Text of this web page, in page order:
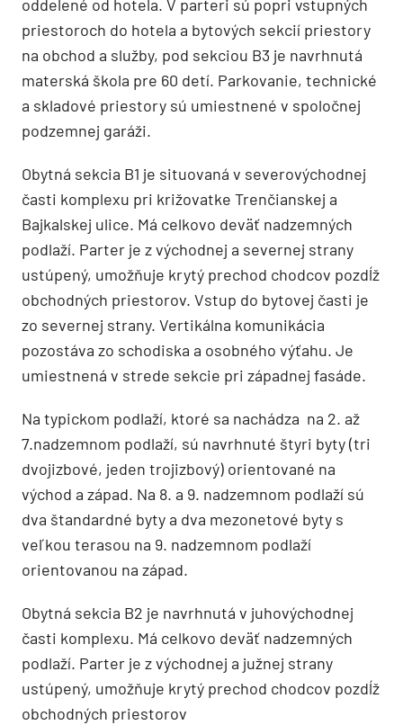
oddelené od hotela. V parteri sú popri vstupných
priestoroch do hotela a bytových sekcií priestory
na obchod a služby, pod sekciou B3 je navrhnutá
materská škola pre 60 detí. Parkovanie, technické
a skladové priestory sú umiestnené v spoločnej
podzemnej garáži.
Obytná sekcia B1 je situovaná v severovýchodnej
časti komplexu pri križovatke Trenčianskej a
Bajkalskej ulice. Má celkovo deväť nadzemných
podlaží. Parter je z východnej a severnej strany
ustúpený, umožňuje krytý prechod chodcov pozdĺž
obchodných priestorov. Vstup do bytovej časti je
zo severnej strany. Vertikálna komunikácia
pozostáva zo schodiska a osobného výťahu. Je
umiestnená v strede sekcie pri západnej fasáde.
Na typickom podlaží, ktoré sa nachádza na 2. až
7.nadzemnom podlaží, sú navrhnuté štyri byty (tri
dvojizbové, jeden trojizbový) orientované na
východ a západ. Na 8. a 9. nadzemnom podlaží sú
dva štandardné byty a dva mezonetové byty s
veľkou terasou na 9. nadzemnom podlaží
orientovanou na západ.
Obytná sekcia B2 je navrhnutá v juhovýchodnej
časti komplexu. Má celkovo deväť nadzemných
podlaží. Parter je z východnej a južnej strany
ustúpený, umožňuje krytý prechod chodcov pozdĺž
obchodných priestorov